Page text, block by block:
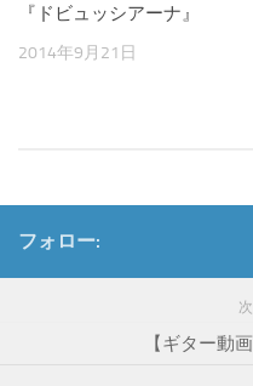
『ドビュッシアーナ』
2014年9月21日
フォロー:
【ギター動